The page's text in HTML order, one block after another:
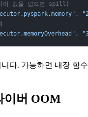
(이 값을 넘으면 spill)
,
,
니다. 가능하면 내장 함
이버 OOM